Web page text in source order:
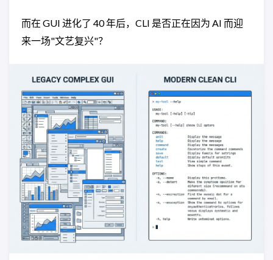
而在 GUI 进化了 40 年后，CLI 是否正在因为 AI 而迎
来一场"文艺复兴"？